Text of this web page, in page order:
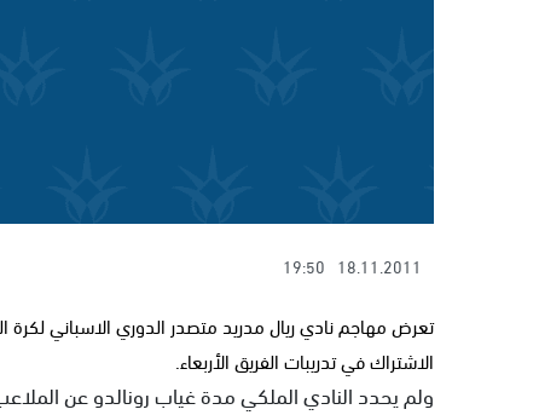
18.11.2011
19:50
تعرض مهاجم نادي ريال مدريد متصدر الدوري الاسباني لكرة
الاشتراك في تدريبات الفريق الأربعاء.
ولم يحدد النادي الملكي مدة غياب رونالدو عن